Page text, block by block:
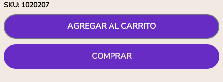
SKU: 1020207
AGREGAR AL CARRITO
COMPRAR